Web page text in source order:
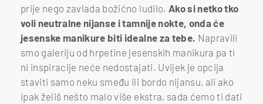
prije nego zavlada božićno ludilo. Ako si netko tko
voli neutralne nijanse i tamnije nokte, onda će
jesenske manikure biti idealne za tebe. Napravili
smo galeriju od hrpetine jesenskih manikura pa ti
ni inspiracije neće nedostajati. Uvijek je opcija
staviti samo neku smeđu ili bordo nijansu, ali ako
ipak želiš nešto malo više ekstra, sada ćemo ti dati